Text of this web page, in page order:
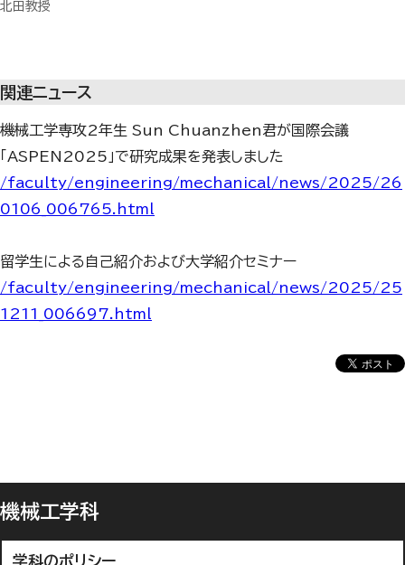
北田教授
関連ニュース
機械工学専攻2年生 Sun Chuanzhen君が国際会議
「ASPEN2025」で研究成果を発表しました
/faculty/engineering/mechanical/news/2025/26
0106_006765.html
留学生による自己紹介および大学紹介セミナー
/faculty/engineering/mechanical/news/2025/25
1211_006697.html
機械工学科
学科のポリシー